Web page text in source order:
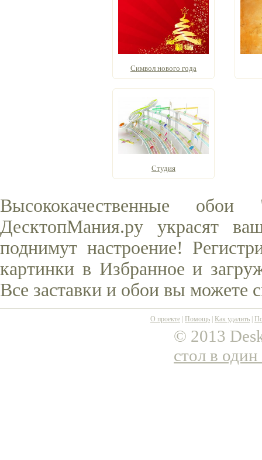
Символ нового года
Студия
Высококачественные
ДесктопМания.ру украсят
поднимут настроение!
картинки в Избранное и
Все заставки и обои вы можете
О проекте Помощь Как удалить
© 2013
стол в